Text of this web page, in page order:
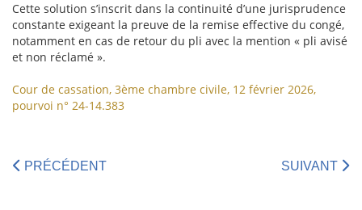
Cette solution s’inscrit dans la continuité d’une jurisprudence
constante exigeant la preuve de la remise effective du congé,
notamment en cas de retour du pli avec la mention « pli avisé
et non réclamé ».
Cour de cassation, 3ème chambre civile, 12 février 2026,
pourvoi n° 24-14.383
PRÉCÉDENT SUIVANT